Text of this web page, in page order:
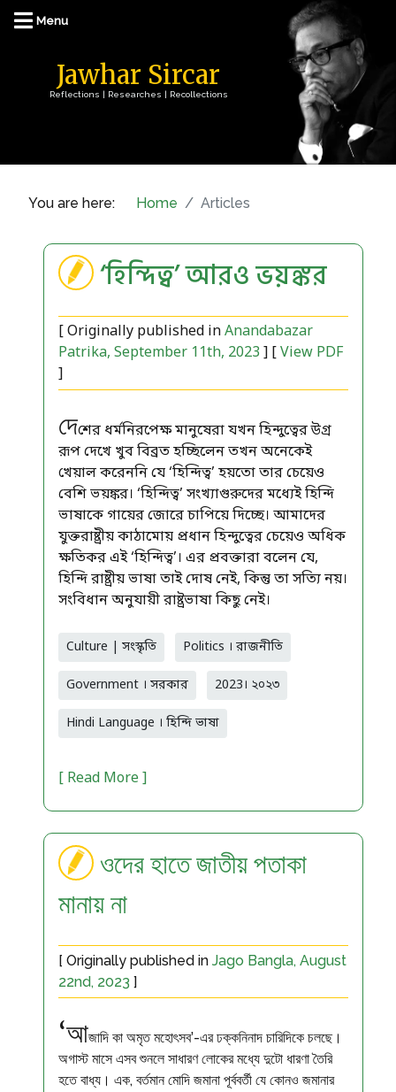
Jawhar Sircar
Reflections | Researches | Recollections
You are here: Home Articles
‘হিন্দিত্ব’ আরও ভয়ঙ্কর
[ Originally published inAnandabazar
Patrika, September 11th, 2023 ] [View PDF
]
দেশের ধর্মনিরপেক্ষ মানুষেরা যখন হিন্দুত্বের উগ্র
রূপ দেখে খুব বিব্রত হচ্ছিলেন তখন অনেকেই
খেয়াল করেননি যে ‘হিন্দিত্ব’ হয়তো তার চেয়েও
বেশি ভয়ঙ্কর। ‘হিন্দিত্ব’ সংখ্যাগুরুদের মধ্যেই হিন্দি
ভাষাকে গায়ের জোরে চাপিয়ে দিচ্ছে। আমাদের
যুক্তরাষ্ট্রীয় কাঠামোয় প্রধান হিন্দুত্বের চেয়েও অধিক
ক্ষতিকর এই ‘হিন্দিত্ব’। এর প্রবক্তারা বলেন যে,
হিন্দি রাষ্ট্রীয় ভাষা তাই দোষ নেই, কিন্তু তা সত্যি নয়।
সংবিধান অনুযায়ী রাষ্ট্রভাষা কিছু নেই।
Culture | সংস্কৃতি Politics । রাজনীতি
Government । সরকার 2023। ২০২৩
Hindi Language । হিন্দি ভাষা
[ Read More ]
ওদের হাতে জাতীয় পতাকা
মানায় না
[ Originally published in Jago Bangla, August
22nd, 2023 ]
‘আজাদি কা অমৃত মহোৎসব’-এর ঢক্কনিনাদ চারিদিকে চলছে।
অগাস্ট মাসে এসব শুনলে সাধারণ লোকের মধ্যে দুটো ধারণা তৈরি
হতে বাধ্য। এক, বর্তমান মোদি জমানা পূর্ববর্তী যে কোনও জমানার